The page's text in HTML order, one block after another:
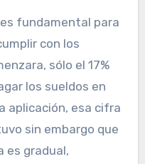
fundamental para
con los
sólo el 17%
los sueldos en
aplicación, esa cifra
sin embargo que
es gradual,